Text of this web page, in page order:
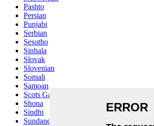
Pashto
Persian
Punjabi
Serbian
Sesotho
Sinhala
Slovak
Slovenian
Somali
Samoan
Scots Gaelic
Shona
Sindhi
Sundanese